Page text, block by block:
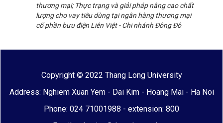
thương mại; Thực trạng và giải pháp nâng cao chất
lượng cho vay tiêu dùng tại ngân hàng thương mại
cổ phần bưu điện Liên Việt - Chi nhánh Đông Đô
Copyright © 2022 Thang Long University
Address: Nghiem Xuan Yem - Dai Kim - Hoang Mai - Ha Noi
Phone: 024 71001988 - extension: 800